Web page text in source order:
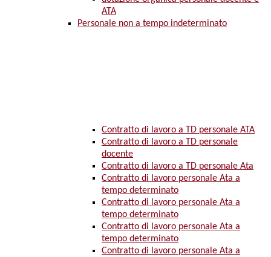
ATA
Personale non a tempo indeterminato
Contratto di lavoro a TD personale ATA
Contratto di lavoro a TD personale
docente
Contratto di lavoro a TD personale Ata
Contratto di lavoro personale Ata a
tempo determinato
Contratto di lavoro personale Ata a
tempo determinato
Contratto di lavoro personale Ata a
tempo determinato
Contratto di lavoro personale Ata a